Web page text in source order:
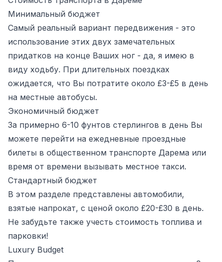
Минимальный бюджет
Самый реальный вариант передвижения - это
использование этих двух замечательных
придатков на конце Ваших ног - да, я имею в
виду ходьбу. При длительных поездках
ожидается, что Вы потратите около £3-£5 в день
на местные автобусы.
Экономичный бюджет
За примерно 6-10 фунтов стерлингов в день Вы
можете перейти на ежедневные проездные
билеты в общественном транспорте Дарема или
время от времени вызывать местное такси.
Стандартный бюджет
В этом разделе представлены автомобили,
взятые напрокат, с ценой около £20-£30 в день.
Не забудьте также учесть стоимость топлива и
парковки!
Luxury Budget